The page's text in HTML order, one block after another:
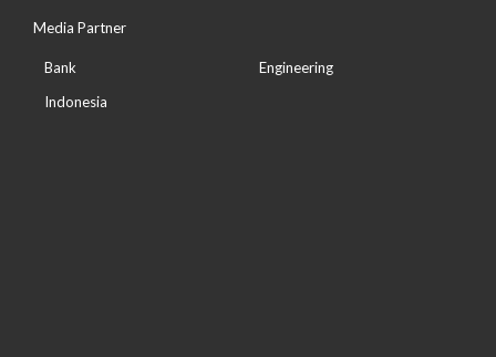
Media Partner
Bank
Indonesia
Engineering